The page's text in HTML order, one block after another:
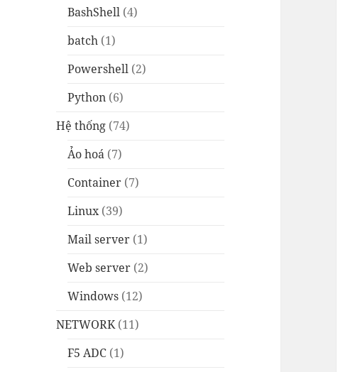
BashShell (4)
batch (1)
Powershell (2)
Python (6)
Hệ thống (74)
Ảo hoá (7)
Container (7)
Linux(39)
Mail server (1)
Web server (2)
Windows (12)
NETWORK(11)
F5 ADC (1)